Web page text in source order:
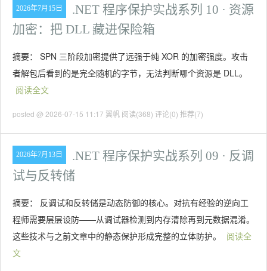
2026年7月15日
.NET 程序保护实战系列 10 · 资源
加密：把 DLL 藏进保险箱
摘要： SPN 三阶段加密提供了远强于纯 XOR 的加密强度。攻击
者解包后看到的是完全随机的字节，无法判断哪个资源是 DLL。
阅读全文
posted @ 2026-07-15 11:17 翼帆 阅读(368) 评论(0) 推荐(7)
2026年7月13日
.NET 程序保护实战系列 09 · 反调
试与反转储
摘要： 反调试和反转储是动态防御的核心。对抗有经验的逆向工
程师需要层层设防——从调试器检测到内存清除再到元数据混淆。
这些技术与之前文章中的静态保护形成完整的立体防护。
阅读全
文